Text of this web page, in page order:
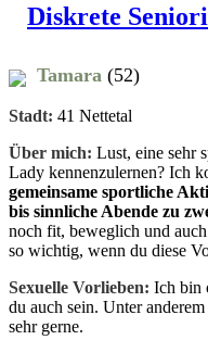
Diskrete
Tamara (52)
Stadt: 41 Nettetal
Über mich: Lust, eine sehr
Lady kennenzulernen? Ich
gemeinsame sportliche
bis sinnliche Abende zu
noch fit, beweglich und
so wichtig, wenn du diese
Sexuelle Vorlieben: Ich bin
du auch sein. Unter
sehr gerne.